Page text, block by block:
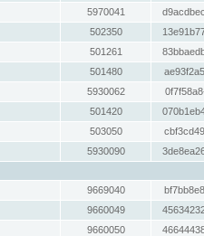
5970041
502350
501261
501480
5930062
501420
503050
5930090
9669040
9660049
9660050